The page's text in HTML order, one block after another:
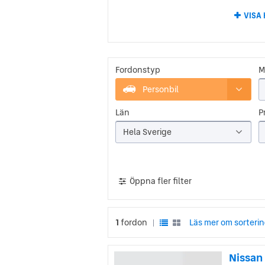
sedan
Nissan
den
VISA
Fordonstyp
Personbil
Län
Hela Sverige
Öppna fler filter
1 fordon Läs mer om